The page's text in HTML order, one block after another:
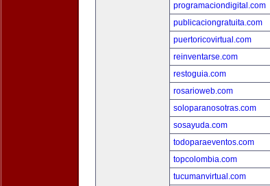
programaciondigital.com
publicaciongratuita.com
puertoricovirtual.com
reinventarse.com
restoguia.com
rosarioweb.com
soloparanosotras.com
sosayuda.com
todoparaeventos.com
topcolombia.com
tucumanvirtual.com